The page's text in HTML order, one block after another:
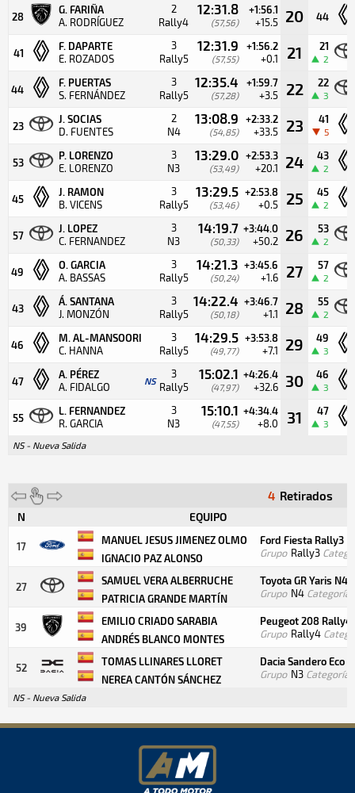
28
G. FARIÑA
A. RODRÍGUEZ
2
Rally4
12:31.8
(57,56)
+1:56.1
+15.5 20 44
41
F. DAPARTE
E. ROZADOS
3
Rally5
12:31.9
(57,55)
+1:56.2
+0.1 21 21
2
44
F. PUERTAS
S. FERNÁNDEZ
3
Rally5
12:35.4
(57,28)
+1:59.7
+3.5 22 22
3
23
J. SOCIAS
D. FUENTES
2
N4
13:08.9
(54,85)
+2:33.2
+33.5 23 41
5
53
P. LORENZO
E. LORENZO
3
N3
13:29.0
(53,49)
+2:53.3
+20.1 24 43
2
45
J. RAMON
B. VICENS
3
Rally5
13:29.5
(53,46)
+2:53.8
+0.5 25 45
2
57
J. LOPEZ
C. FERNANDEZ
3
N3
14:19.7
(50,33)
+3:44.0
+50.2 26 53
2
49
O. GARCIA
A. BASSAS
3
Rally5
14:21.3
(50,24)
+3:45.6
+1.6 27 57
2
43
Á. SANTANA
J. MONZÓN
3
Rally5
14:22.4
(50,18)
+3:46.7
+1.1 28 55
2
46
M. AL-MANSOORI
C. HANNA
3
Rally5
14:29.5
(49,77)
+3:53.8
+7.1 29 49
3
47
A. PÉREZ
A. FIDALGO NS
3
Rally5
15:02.1
(47,97)
+4:26.4
+32.6 30 46
3
55
L. FERNANDEZ
R. GARCIA
3
N3
15:10.1
(47,55)
+4:34.4
+8.0 31 47
3
NS - Nueva Salida
4 Retirados
N EQUIPO
17
MANUEL JESUS JIMENEZ OLMO
IGNACIO PAZ ALONSO
Ford Fiesta Rally3
Grupo Rally3
27
SAMUEL VERA ALBERRUCHE
PATRICIA GRANDE MARTÍN
Toyota GR Yaris N4
Grupo N4 Categoría
39
EMILIO CRIADO SARABIA
ANDRÉS BLANCO MONTES
Peugeot 208 Rally4
Grupo Rally4
52
TOMAS LLINARES LLORET
NEREA CANTÓN SÁNCHEZ
Dacia Sandero Eco
Grupo N3 Categoría
NS - Nueva Salida